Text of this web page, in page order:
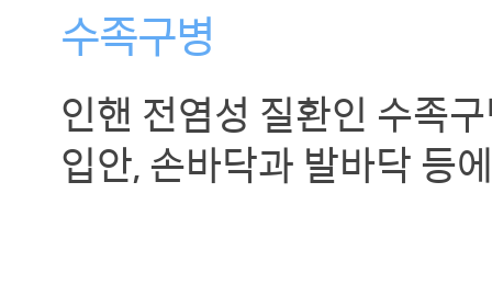
수족구병
인핸 전염성 질환인 수족
입안, 손바닥과 발바닥 등